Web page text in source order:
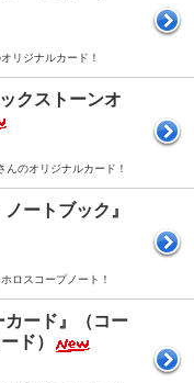
リジナルカード！
クストーンオ
のオリジナルカード！
ートブック』
ロスコープノート！
カード』（コー
ド）